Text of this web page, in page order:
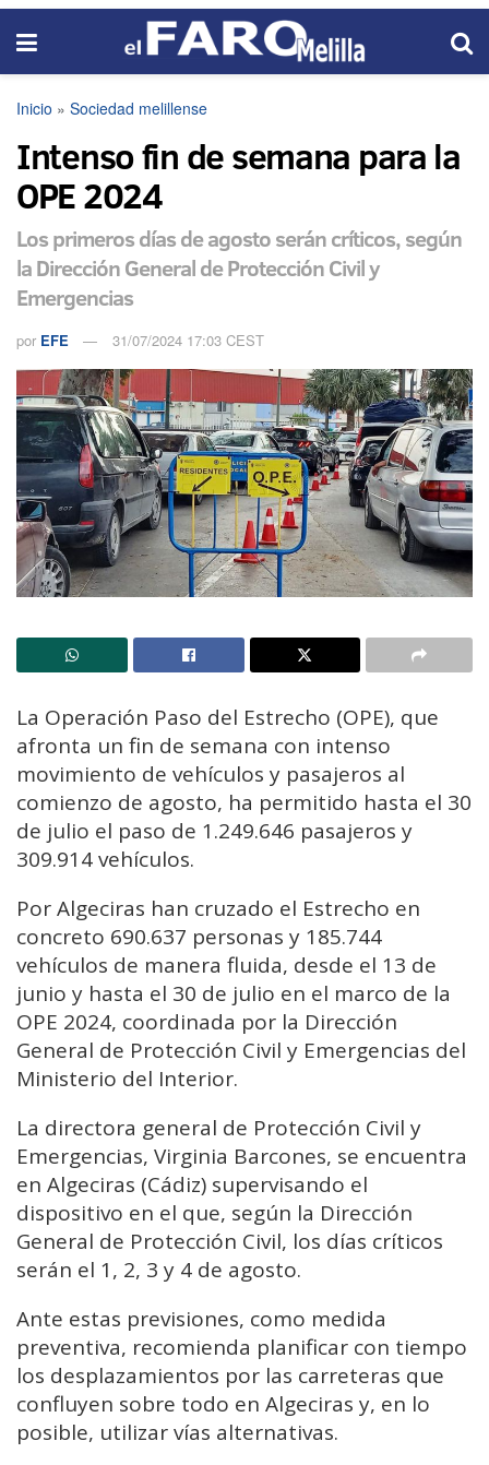
Inicio » Sociedad melillense
Intenso fin de semana para la
OPE 2024
Los primeros días de agosto serán críticos, según
la Dirección General de Protección Civil y
Emergencias
por EFE 31/07/2024 17:03 CEST
La Operación Paso del Estrecho (OPE), que
afronta un fin de semana con intenso
movimiento de vehículos y pasajeros al
comienzo de agosto, ha permitido hasta el 30
de julio el paso de 1.249.646 pasajeros y
309.914 vehículos.
Por Algeciras han cruzado el Estrecho en
concreto 690.637 personas y 185.744
vehículos de manera fluida, desde el 13 de
junio y hasta el 30 de julio en el marco de la
OPE 2024, coordinada por la Dirección
General de Protección Civil y Emergencias del
Ministerio del Interior.
La directora general de Protección Civil y
Emergencias, Virginia Barcones, se encuentra
en Algeciras (Cádiz) supervisando el
dispositivo en el que, según la Dirección
General de Protección Civil, los días críticos
serán el 1, 2, 3 y 4 de agosto.
Ante estas previsiones, como medida
preventiva, recomienda planificar con tiempo
los desplazamientos por las carreteras que
confluyen sobre todo en Algeciras y, en lo
posible, utilizar vías alternativas.